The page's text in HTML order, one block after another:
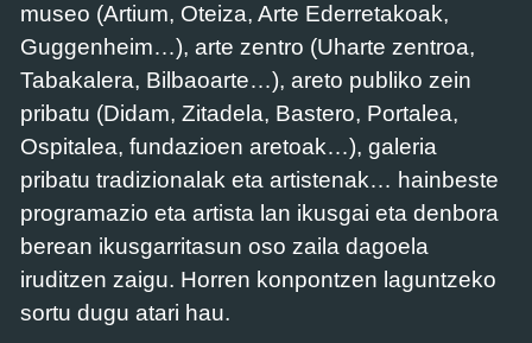
museo (Artium, Oteiza, Arte Ederretakoak,
Guggenheim…), arte zentro (Uharte zentroa,
Tabakalera, Bilbaoarte…), areto publiko zein
pribatu (Didam, Zitadela, Bastero, Portalea,
Ospitalea, fundazioen aretoak…), galeria
pribatu tradizionalak eta artistenak… hainbeste
programazio eta artista lan ikusgai eta denbora
berean ikusgarritasun oso zaila dagoela
iruditzen zaigu. Horren konpontzen laguntzeko
sortu dugu atari hau.